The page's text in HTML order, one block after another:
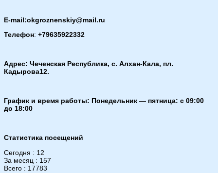
E-mail:okgroznenskiy@mail.ru
Телефон: +79635922332
Адрес: Чеченская Республика, с. Алхан-Кала, пл.
Кадырова12.
График и время работы: Понедельник — пятница: с 09:00
до 18:00
Статистика посещений
Сегодня : 12
За месяц : 157
Всего : 17783